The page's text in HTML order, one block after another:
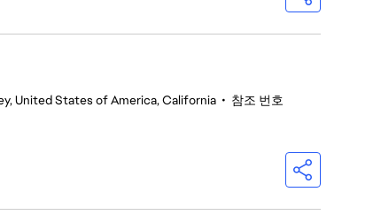
United States of America, California • 참조 번호